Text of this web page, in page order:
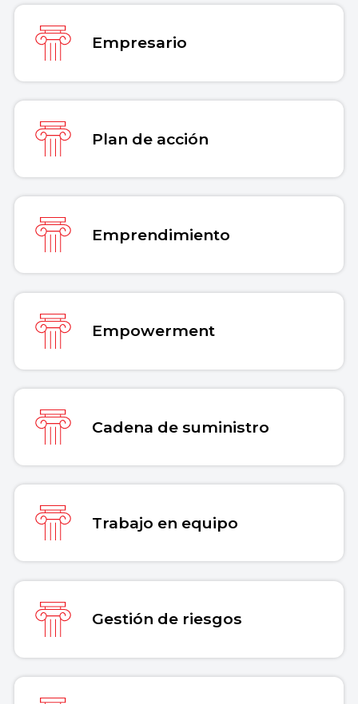
Empresario
Plan de acción
Emprendimiento
Empowerment
Cadena de suministro
Trabajo en equipo
Gestión de riesgos